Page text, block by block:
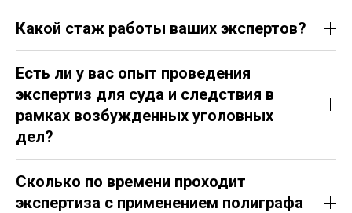
Какой стаж работы ваших экспертов?
Есть ли у вас опыт проведения
экспертиз для суда и следствия в
рамках возбужденных уголовных
дел?
Сколько по времени проходит
экспертиза с применением полиграфа